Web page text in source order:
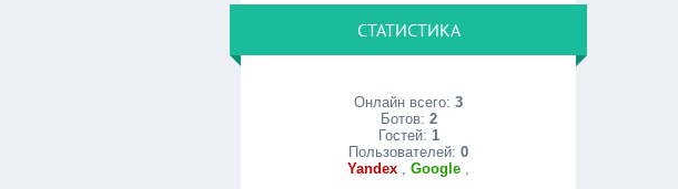
СТАТИСТИКА
Онлайн всего:3
Ботов: 2
Гостей: 1
Пользователей:0
Yandex ,Google ,